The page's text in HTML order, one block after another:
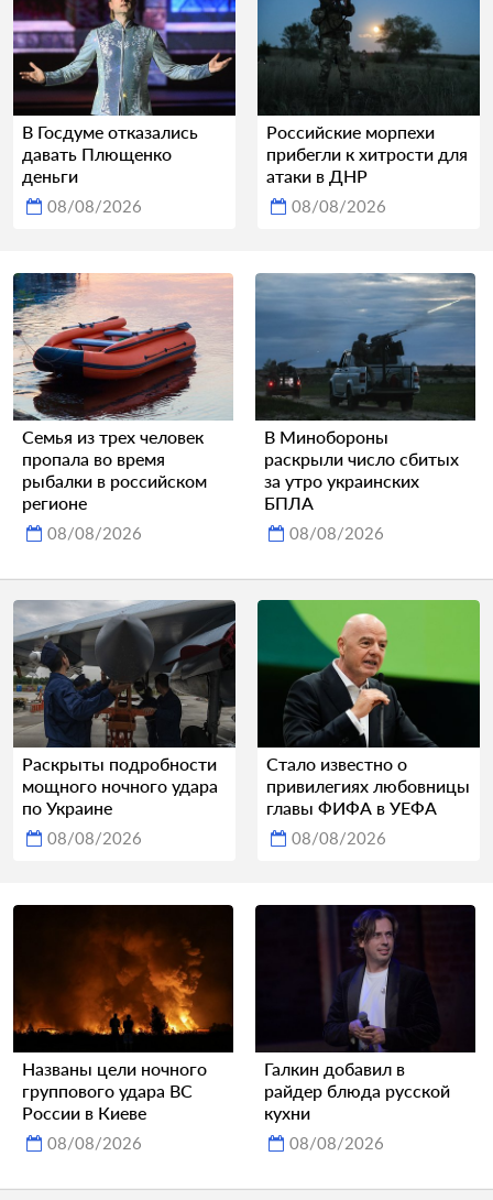
В Госдуме отказались
давать Плющенко
деньги
08/08/2026
Российские морпехи
прибегли к хитрости для
атаки в ДНР
08/08/2026
Семья из трех человек
пропала во время
рыбалки в российском
регионе
08/08/2026
В Минобороны
раскрыли число сбитых
за утро украинских
БПЛА
08/08/2026
Раскрыты подробности
мощного ночного удара
по Украине
08/08/2026
Стало известно о
привилегиях любовницы
главы ФИФА в УЕФА
08/08/2026
Названы цели ночного
группового удара ВС
России в Киеве
08/08/2026
Галкин добавил в
райдер блюда русской
кухни
08/08/2026